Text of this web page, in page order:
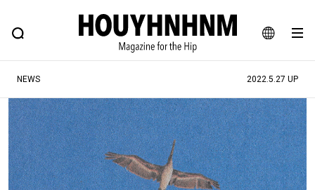
JA
EN
FEATURE BLOG SNAP
ヒップなファッション、カルチャー、ライフスタイルWEBマガジン
#注目のタグ
#SHOPPING ADDICT #憧れの逸品
#ESSENTIAL DESIGNS #古着サミット
NEWS 2022.5.27 UP